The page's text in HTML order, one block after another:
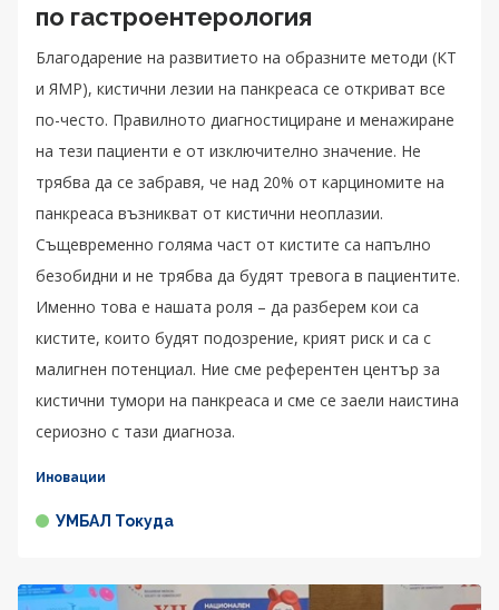
по гастроентерология
Благодарение на развитието на образните методи (КТ
и ЯМР), кистични лезии на панкреаса се откриват все
по-често. Правилното диагностициране и менажиране
на тези пациенти е от изключително значение. Не
трябва да се забравя, че над 20% от карциномите на
панкреаса възникват от кистични неоплазии.
Същевременно голяма част от кистите са напълно
безобидни и не трябва да будят тревога в пациентите.
Именно това е нашата роля – да разберем кои са
кистите, които будят подозрение, крият риск и са с
малигнен потенциал. Ние сме референтен център за
кистични тумори на панкреаса и сме се заели наистина
сериозно с тази диагноза.
Иновации
УМБАЛ Токуда